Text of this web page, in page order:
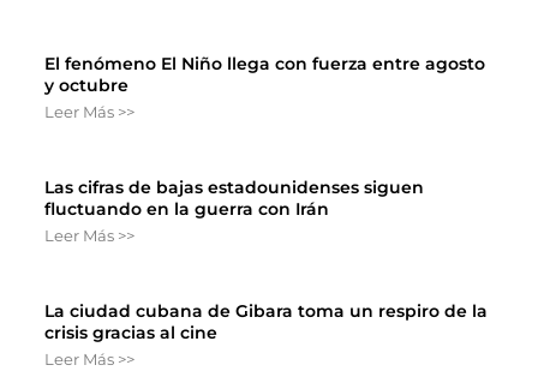
El fenómeno El Niño llega con fuerza entre agosto
y octubre
Leer Más >>
Las cifras de bajas estadounidenses siguen
fluctuando en la guerra con Irán
Leer Más >>
La ciudad cubana de Gibara toma un respiro de la
crisis gracias al cine
Leer Más >>